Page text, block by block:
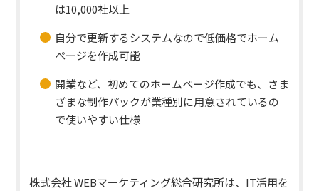
は10,000社以上
自分で更新するシステムなので低価格でホーム
ページを作成可能
開業など、初めてのホームページ作成でも、さま
ざまな制作パックが業種別に用意されているの
で使いやすい仕様
株式会社 WEBマーケティング総合研究所は、IT活用を